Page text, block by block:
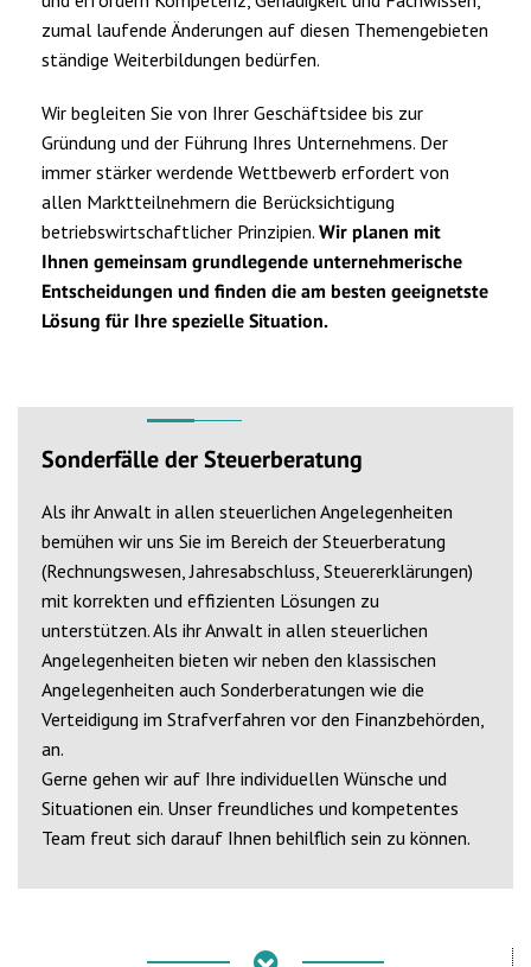
zumal laufende Änderungen auf diesen Themengebieten
ständige Weiterbildungen bedürfen.
Wir begleiten Sie von Ihrer Geschäftsidee bis zur
Gründung und der Führung Ihres Unternehmens. Der
immer stärker werdende Wettbewerb erfordert von
allen Marktteilnehmern die Berücksichtigung
betriebswirtschaftlicher Prinzipien. Wir planen mit
Ihnen gemeinsam grundlegende unternehmerische
Entscheidungen und finden die am besten geeignetste
Lösung für Ihre spezielle Situation.
Sonderfälle der Steuerberatung
Als ihr Anwalt in allen steuerlichen Angelegenheiten
bemühen wir uns Sie im Bereich der Steuerberatung
(Rechnungswesen, Jahresabschluss, Steuererklärungen)
mit korrekten und effizienten Lösungen zu
unterstützen. Als ihr Anwalt in allen steuerlichen
Angelegenheiten bieten wir neben den klassischen
Angelegenheiten auch Sonderberatungen wie die
Verteidigung im Strafverfahren vor den Finanzbehörden,
an.
Gerne gehen wir auf Ihre individuellen Wünsche und
Situationen ein. Unser freundliches und kompetentes
Team freut sich darauf Ihnen behilflich sein zu können.